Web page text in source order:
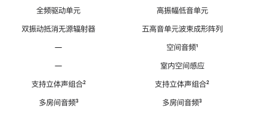
全频驱动单元
双振动抵消无源辐射器
—
—
支持立体声组合脚
²
多房间音频脚
³
高振幅低音单元
五高音单元波束成形阵列
空间音频脚
¹
室内空间感应
支持立体声组合脚
²
多房间音频脚
³